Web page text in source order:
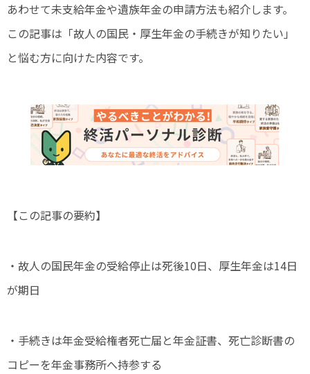
あわせて未支給年金や遺族年金の申請方法も紹介します。
この記事は「故人の国民・厚生年金の手続きが知りたい」
と悩む方に向けた内容です。
【この記事の要約】
・故人の国民年金の受給停止は死後10日、厚生年金は14日
が期日
・手続きは年金受給権者死亡届と年金証書、死亡診断書の
コピーを年金事務所へ持参する